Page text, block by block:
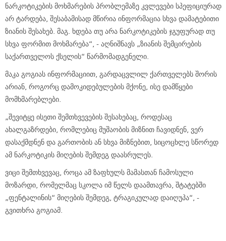
ნარკოტიკების მოხმარების პრობლემაზე კვლევები სპეფიციურად
არ ტარდება, შესაბამისად მწირია ინფორმაცია სხვა დამატებითი
ზიანის შესახებ. მაგ. ხდება თუ არა ნარკოტიკების ჯგუფურად თუ
სხვა ფორმით მოხმარება“, - აღნიშნავს „ზიანის შემცირების
საქართველოს ქსელის“ წარმომადგენელი.
მაკა გოგიას ინფორმაციით, გარდაცვლილ ქართველებს შორის
არიან, როგორც დამოკიდებულების მქონე, ისე დამწყები
მომხმარებლები.
„შევიტყე ისეთი შემთხვევების შესახებაც, როდესაც
ახალგაზრდები, რომლებიც მუშაობის მიზნით ჩავიდნენ, ვერ
დასაქმდნენ და გართობის ან სხვა მიზნებით, სიცოცხლე სწორედ
ამ ნარკოტიკის მიღების შემდეგ დაასრულეს.
ვიცი შემთხვევაც, როცა ამ ზაფხულს მამასთან ჩამოსული
მოზარდი, რომელმაც სკოლა იმ წელს დაამთავრა, შტატებში
„ფენტალინის“ მიღების შემდეგ, ტრაგიკულად დაიღუპა“, -
გვითხრა გოგიამ.